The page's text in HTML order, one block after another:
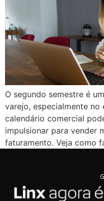
O segundo semestre é
varejo, especialmente
calendário comercial
impulsionar para vender
faturamento. Veja como